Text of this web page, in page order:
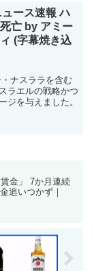
ース速報 ハ
亡 by アミー
(字幕焼き込
ナスララを含む
ラエルの戦略かつ
ジを与えました。
金」 7か月連続
追いつかず｜